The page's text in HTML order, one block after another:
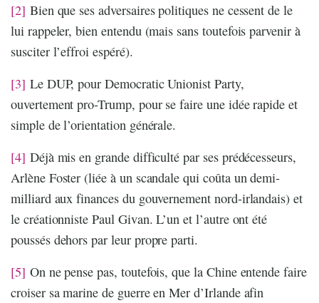
[2] Bien que ses adversaires politiques ne cessent de le
lui rappeler, bien entendu (mais sans toutefois parvenir à
susciter l’effroi espéré).
[3] Le DUP, pour Democratic Unionist Party,
ouvertement pro-Trump, pour se faire une idée rapide et
simple de l’orientation générale.
[4] Déjà mis en grande difficulté par ses prédécesseurs,
Arlène Foster (liée à un scandale qui coûta un demi-
milliard aux finances du gouvernement nord-irlandais) et
le créationniste Paul Givan. L’un et l’autre ont été
poussés dehors par leur propre parti.
[5] On ne pense pas, toutefois, que la Chine entende faire
croiser sa marine de guerre en Mer d’Irlande afin